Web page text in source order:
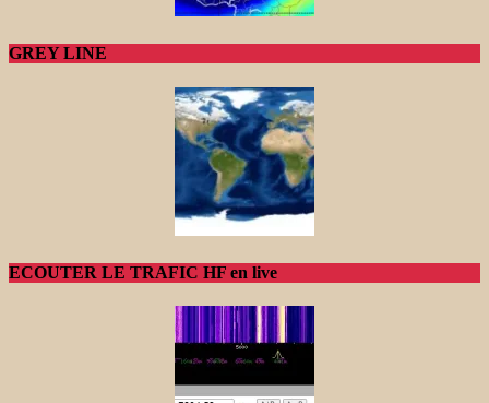
GREY LINE
ECOUTER LE TRAFIC HF en live